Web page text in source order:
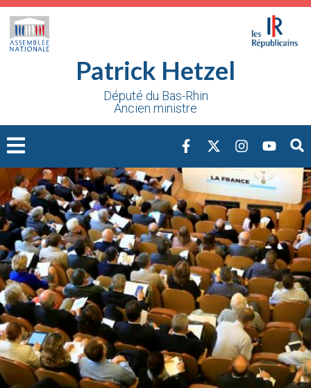
Patrick Hetzel
Député du Bas-Rhin
Ancien ministre
Cookies management panel